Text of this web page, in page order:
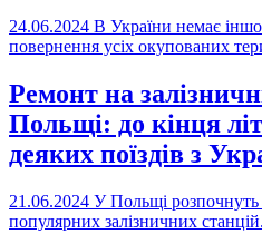
24.06.2024 В України немає
повернення усіх окупованих
Ремонт на
Польщі: до кінця
деяких поїздів з
21.06.2024 У Польщі розпочнуть
популярних залізничних станцій.